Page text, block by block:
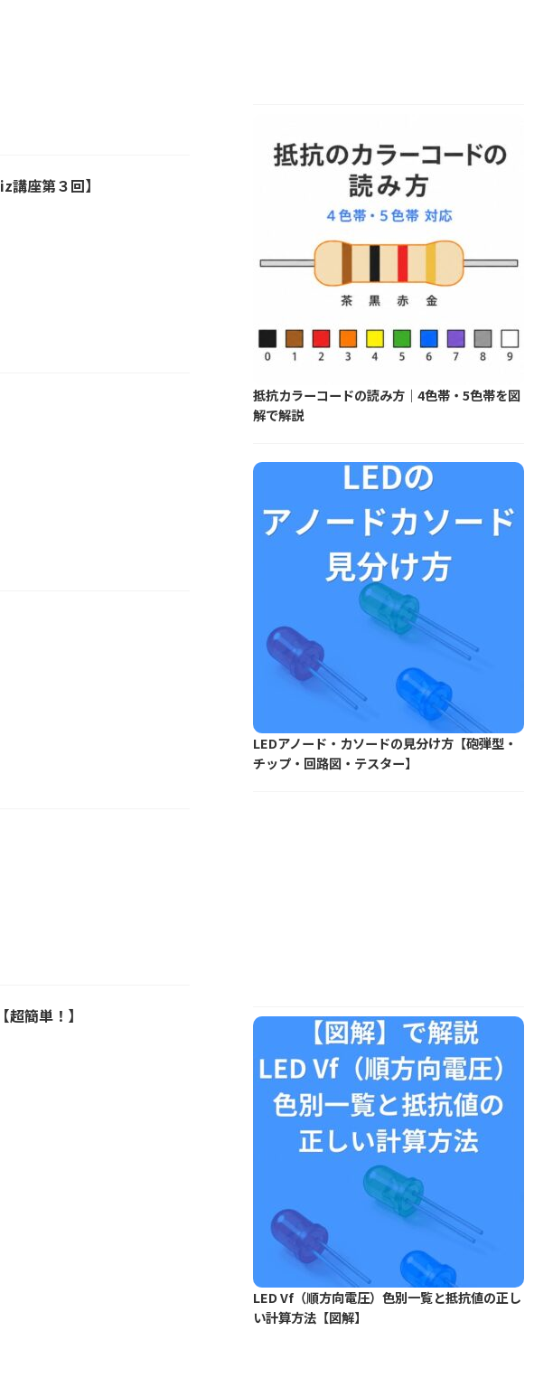
座第３回】
簡単！】
抵抗カラーコードの読み方｜4色帯・5色帯を図
解で解説
LEDアノード・カソードの見分け方【砲弾型・
チップ・回路図・テスター】
LED Vf（順方向電圧）色別一覧と抵抗値の正し
い計算方法【図解】